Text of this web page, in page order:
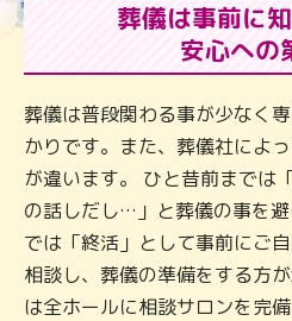
葬儀は事前に
安心への
葬儀は普段関わる事が少なく
かりです。また、葬儀社によ
が違います。 ひと昔前までは
の話しだし…」と葬儀の事を
では「終活」として事前にご
相談し、葬儀の準備をする方
は全ホールに相談サロンを完